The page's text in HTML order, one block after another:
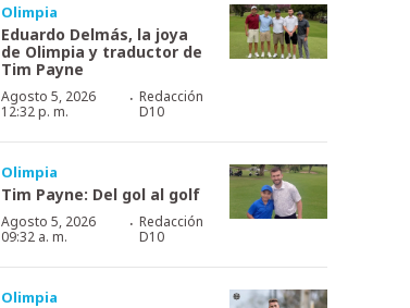
Olimpia
Eduardo Delmás, la joya
de Olimpia y traductor de
Tim Payne
Agosto 5, 2026
12:32 p. m.
· Redacción
D10
Olimpia
Tim Payne: Del gol al golf
Agosto 5, 2026
09:32 a. m.
· Redacción
D10
Olimpia